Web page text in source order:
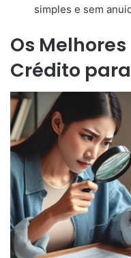
simples e sem
Os
Crédito